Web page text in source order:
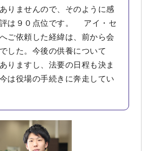
りませんので、そのように感
評は９０点位です。 アイ・セ
ご依頼した経緯は、前から会
した。今後の供養について
りますし、法要の日程も決ま
は役場の手続きに奔走してい